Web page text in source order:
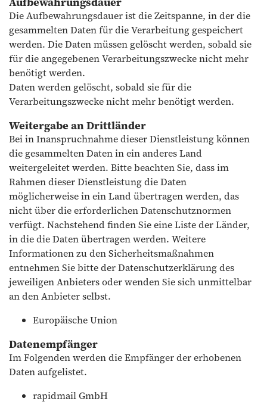
Die Aufbewahrungsdauer ist die Zeitspanne, in der die
gesammelten Daten für die Verarbeitung gespeichert
werden. Die Daten müssen gelöscht werden, sobald sie
für die angegebenen Verarbeitungszwecke nicht mehr
benötigt werden.
Daten werden gelöscht, sobald sie für die
Verarbeitungszwecke nicht mehr benötigt werden.
Weitergabe an Drittländer
Bei in Inanspruchnahme dieser Dienstleistung können
die gesammelten Daten in ein anderes Land
weitergeleitet werden. Bitte beachten Sie, dass im
Rahmen dieser Dienstleistung die Daten
möglicherweise in ein Land übertragen werden, das
nicht über die erforderlichen Datenschutznormen
verfügt. Nachstehend finden Sie eine Liste der Länder,
in die die Daten übertragen werden. Weitere
Informationen zu den Sicherheitsmaßnahmen
entnehmen Sie bitte der Datenschutzerklärung des
jeweiligen Anbieters oder wenden Sie sich unmittelbar
an den Anbieter selbst.
Europäische Union
Datenempfänger
Im Folgenden werden die Empfänger der erhobenen
Daten aufgelistet.
rapidmail GmbH